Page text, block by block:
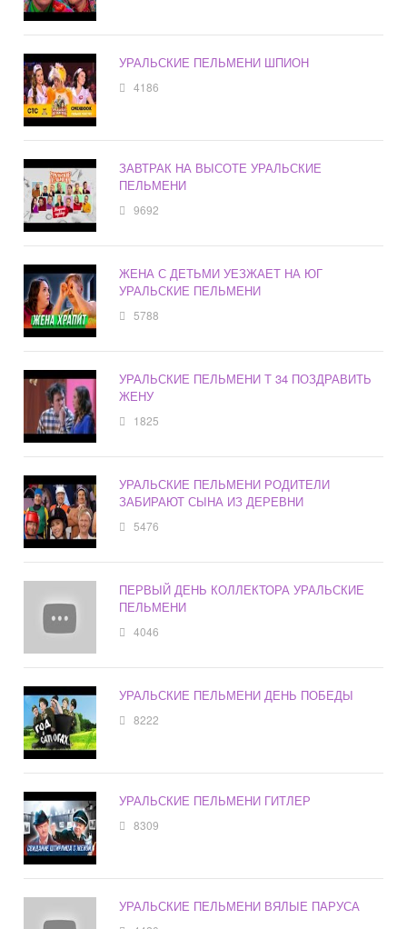
УРАЛЬСКИЕ ПЕЛЬМЕНИ ШПИОН
4186
ЗАВТРАК НА ВЫСОТЕ УРАЛЬСКИЕ
ПЕЛЬМЕНИ
9692
ЖЕНА С ДЕТЬМИ УЕЗЖАЕТ НА ЮГ
УРАЛЬСКИЕ ПЕЛЬМЕНИ
5788
УРАЛЬСКИЕ ПЕЛЬМЕНИ Т 34 ПОЗДРАВИТЬ
ЖЕНУ
1825
УРАЛЬСКИЕ ПЕЛЬМЕНИ РОДИТЕЛИ
ЗАБИРАЮТ СЫНА ИЗ ДЕРЕВНИ
5476
ПЕРВЫЙ ДЕНЬ КОЛЛЕКТОРА УРАЛЬСКИЕ
ПЕЛЬМЕНИ
4046
УРАЛЬСКИЕ ПЕЛЬМЕНИ ДЕНЬ ПОБЕДЫ
8222
УРАЛЬСКИЕ ПЕЛЬМЕНИ ГИТЛЕР
8309
УРАЛЬСКИЕ ПЕЛЬМЕНИ ВЯЛЫЕ ПАРУСА